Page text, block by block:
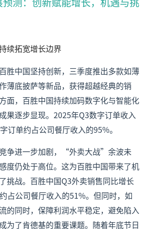
续拓宽增长边界
胜中国坚持创新，三季度推出多款如薄
薄底披萨等新品，获得超越经典的销
面，百胜中国持续加码数字化与智能化
果逐步显现。2025年Q3数字订单收入
订单约占公司餐厅收入的95%。
争进一步加剧，“外卖大战”余波未
度仍处于高位。这为百胜中国带来了机
挑战。百胜中国Q3外卖销售同比增长
占公司餐厅收入的51%。但同时，如
的同时，保障利润水平稳定，避免陷入
为了肯德基的重要课题。随着年底节日